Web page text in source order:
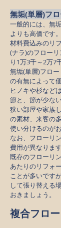
無垢(単層)フ
一般的には、無
よりも高価です。
材料費込みのリ
(ナラ)のフロー
り1万3千～2万7
無垢(単層)フロ
の有無によって
ヒノキや杉な
節と、節が少な
狭い部屋や家族
の素材、来客の
使い分けるのが
なお、フローリ
費用が異なります
既存のフローリ
あたりのリフォ
ことが多いです
して張り替える
おきましょう。
複合フロ